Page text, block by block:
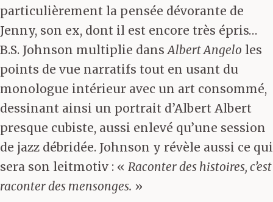
particulièrement la pensée dévorante de
Jenny, son ex, dont il est encore très épris…
B.S. Johnson multiplie dansAlbert Angelo les
points de vue narratifs tout en usant du
monologue intérieur avec un art consommé,
dessinant ainsi un portrait d’Albert Albert
presque cubiste, aussi enlevé qu’une session
de jazz débridée. Johnson y révèle aussi ce qui
sera son leitmotiv : « Raconter des histoires, c’est
raconter des mensonges. »